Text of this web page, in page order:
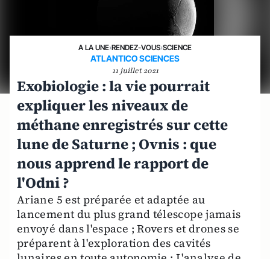
A LA UNE›RENDEZ-VOUS›SCIENCE
ATLANTICO SCIENCES
11 juillet 2021
Exobiologie : la vie pourrait
expliquer les niveaux de
méthane enregistrés sur cette
lune de Saturne ; Ovnis : que
nous apprend le rapport de
l'Odni ?
Ariane 5 est préparée et adaptée au
lancement du plus grand télescope jamais
envoyé dans l'espace ; Rovers et drones se
préparent à l'exploration des cavités